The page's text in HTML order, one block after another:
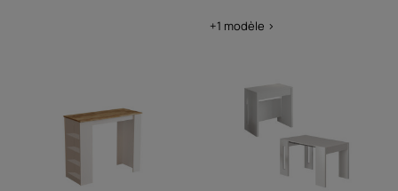
+1 modèle >